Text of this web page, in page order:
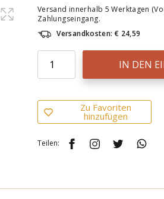
Versand innerhalb 5 Werktagen
Zahlungseingang.
Versandkosten: € 24,59
IN DEN
Zu Favoriten
hinzufügen
Teilen: